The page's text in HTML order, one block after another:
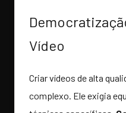
Vídeo
Criar vídeos de alta
complexo. Ele exigia